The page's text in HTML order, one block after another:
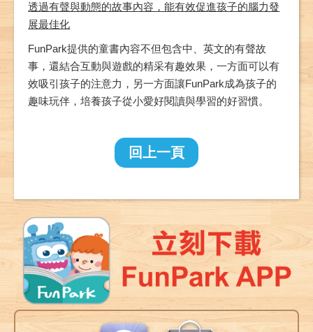
透過有聲與動態的故事內容，能有效促進孩子的腦力發
展最佳化
FunPark提供的童書內容不但包含中、英文的有聲故
事，還結合互動與遊戲的精采有趣效果，一方面可以有
效吸引孩子的注意力，另一方面讓FunPark成為孩子的
趣味玩伴，培養孩子從小愛好閱讀與學習的好習慣。
回上一頁